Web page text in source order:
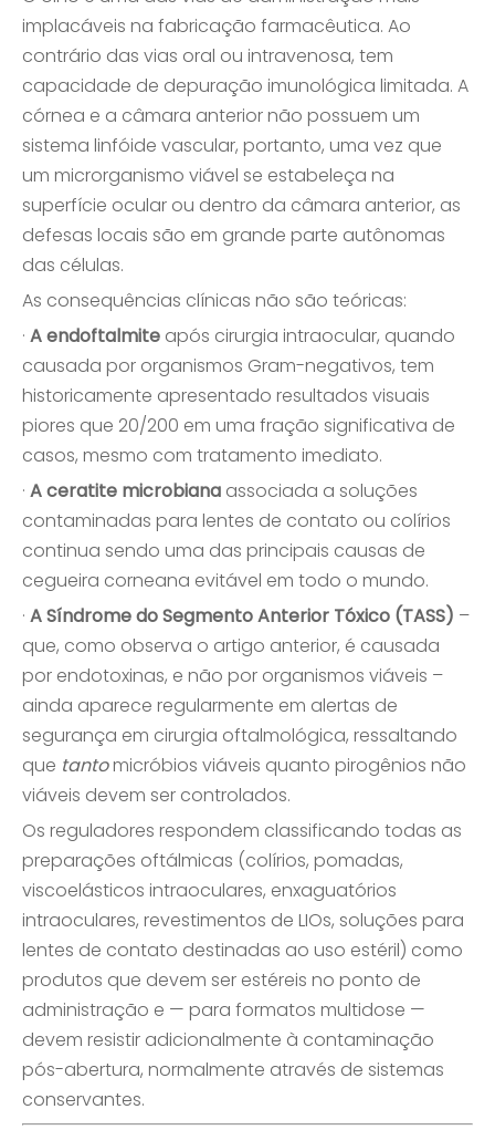
implacáveis ​​na fabricação farmacêutica. Ao
contrário das vias oral ou intravenosa, tem
capacidade de depuração imunológica limitada. A
córnea e a câmara anterior não possuem um
sistema linfóide vascular, portanto, uma vez que
um microrganismo viável se estabeleça na
superfície ocular ou dentro da câmara anterior, as
defesas locais são em grande parte autônomas
das células.
As consequências clínicas não são teóricas:
· A endoftalmite após cirurgia intraocular, quando
causada por organismos Gram-negativos, tem
historicamente apresentado resultados visuais
piores que 20/200 em uma fração significativa de
casos, mesmo com tratamento imediato.
· A ceratite microbiana associada a soluções
contaminadas para lentes de contato ou colírios
continua sendo uma das principais causas de
cegueira corneana evitável em todo o mundo.
· A Síndrome do Segmento Anterior Tóxico (TASS) –
que, como observa o artigo anterior, é causada
por endotoxinas, e não por organismos viáveis ​​–
ainda aparece regularmente em alertas de
segurança em cirurgia oftalmológica, ressaltando
que tantomicróbios viáveis ​​quanto pirogênios não
viáveis ​​devem ser controlados.
Os reguladores respondem classificando todas as
preparações oftálmicas (colírios, pomadas,
viscoelásticos intraoculares, enxaguatórios
intraoculares, revestimentos de LIOs, soluções para
lentes de contato destinadas ao uso estéril) como
produtos que devem ser estéreis no ponto de
administração e — para formatos multidose —
devem resistir adicionalmente à contaminação
pós-abertura, normalmente através de sistemas
conservantes.